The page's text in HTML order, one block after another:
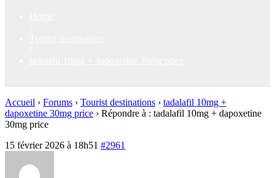
Accueil › Forums › Tourist destinations › tadalafil 10mg +
dapoxetine 30mg price › Répondre à : tadalafil 10mg + dapoxetine
30mg price
15 février 2026 à 18h51 #2961